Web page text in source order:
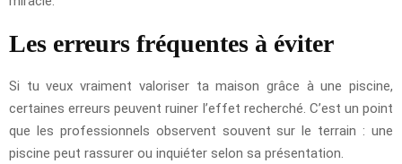
Les erreurs fréquentes à éviter
Si tu veux vraiment valoriser ta maison grâce à une piscine,
certaines erreurs peuvent ruiner l’effet recherché. C’est un point
que les professionnels observent souvent sur le terrain : une
piscine peut rassurer ou inquiéter selon sa présentation.